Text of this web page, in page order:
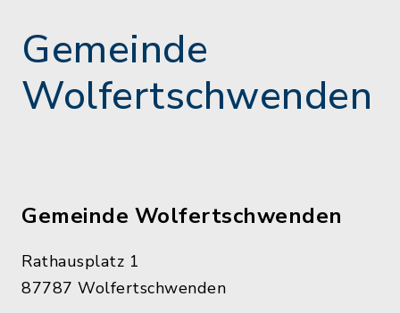
Gemeinde
Wolfertschwenden
Gemeinde Wolfertschwenden
Rathausplatz 1
87787 Wolfertschwenden